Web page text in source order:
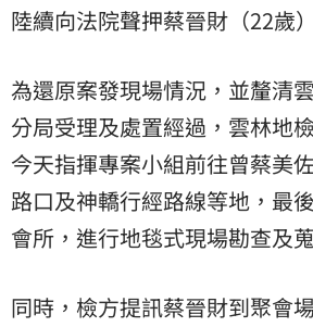
陸續向法院聲押蔡晉財（22歲
為還原案發現場情況，並釐清
分局受理及處置經過，雲林地
今天指揮專案小組前往曾蔡美
路口及神轎行經路線等地，最
會所，進行地毯式現場勘查及
同時，檢方提訊蔡晉財到聚會